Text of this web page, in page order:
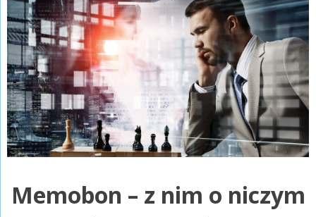
Memobon – z nim o niczym